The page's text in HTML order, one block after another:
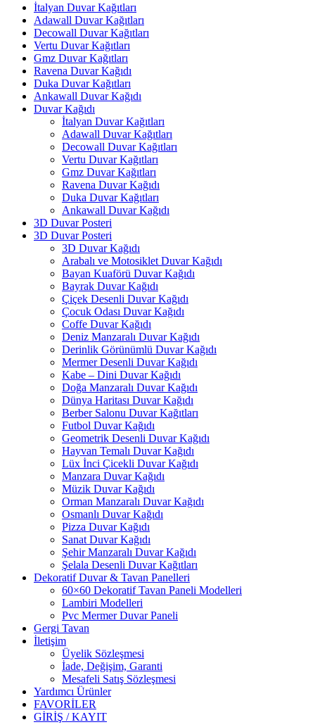
İtalyan Duvar Kağıtları
Adawall Duvar Kağıtları
Decowall Duvar Kağıtları
Vertu Duvar Kağıtları
Gmz Duvar Kağıtları
Ravena Duvar Kağıdı
Duka Duvar Kağıtları
Ankawall Duvar Kağıdı
Duvar Kağıdı
İtalyan Duvar Kağıtları
Adawall Duvar Kağıtları
Decowall Duvar Kağıtları
Vertu Duvar Kağıtları
Gmz Duvar Kağıtları
Ravena Duvar Kağıdı
Duka Duvar Kağıtları
Ankawall Duvar Kağıdı
3D Duvar Posteri
3D Duvar Posteri
3D Duvar Kağıdı
Arabalı ve Motosiklet Duvar Kağıdı
Bayan Kuaförü Duvar Kağıdı
Bayrak Duvar Kağıdı
Çiçek Desenli Duvar Kağıdı
Çocuk Odası Duvar Kağıdı
Coffe Duvar Kağıdı
Deniz Manzaralı Duvar Kağıdı
Derinlik Görünümlü Duvar Kağıdı
Mermer Desenli Duvar Kağıdı
Kabe – Dini Duvar Kağıdı
Doğa Manzaralı Duvar Kağıdı
Dünya Haritası Duvar Kağıdı
Berber Salonu Duvar Kağıtları
Futbol Duvar Kağıdı
Geometrik Desenli Duvar Kağıdı
Hayvan Temalı Duvar Kağıdı
Lüx İnci Çicekli Duvar Kağıdı
Manzara Duvar Kağıdı
Müzik Duvar Kağıdı
Orman Manzaralı Duvar Kağıdı
Osmanlı Duvar Kağıdı
Pizza Duvar Kağıdı
Sanat Duvar Kağıdı
Şehir Manzaralı Duvar Kağıdı
Şelala Desenli Duvar Kağıtları
Dekoratif Duvar & Tavan Panelleri
60×60 Dekoratif Tavan Paneli Modelleri
Lambiri Modelleri
Pvc Mermer Duvar Paneli
Gergi Tavan
İletişim
Üyelik Sözleşmesi
İade, Değişim, Garanti
Mesafeli Satış Sözleşmesi
Yardımcı Ürünler
FAVORİLER
GİRİŞ / KAYIT